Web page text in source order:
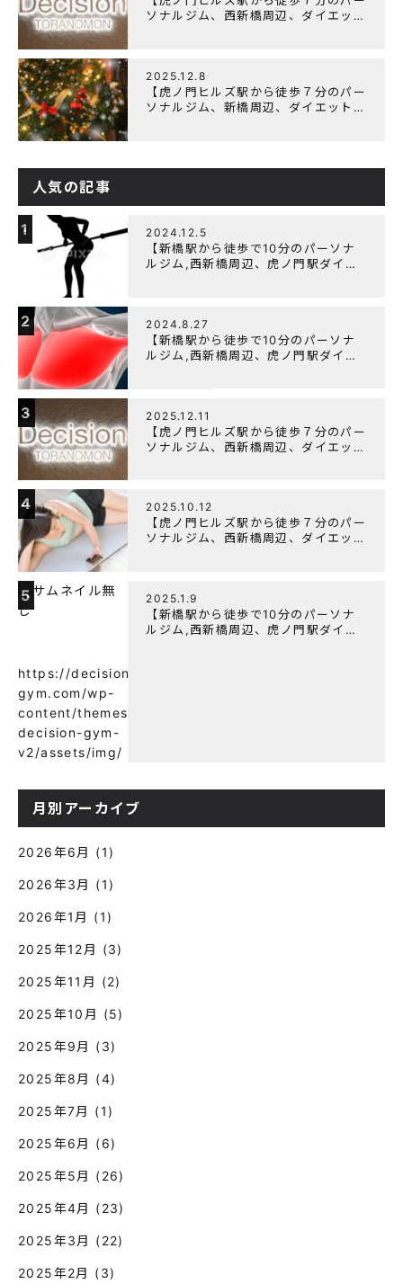
ソナルジム、西新橋周辺、ダイエット
2025.12.8
【虎ノ門ヒルズ駅から徒歩７分のパー
ソナルジム、新橋周辺、ダイエットに
人気の記事
1 2024.12.5
【新橋駅から徒歩で10分のパーソナ
ルジム,西新橋周辺、虎ノ門駅ダイエ
2 2024.8.27
【新橋駅から徒歩で10分のパーソナ
ルジム,西新橋周辺、虎ノ門駅ダイエ
3 2025.12.11
【虎ノ門ヒルズ駅から徒歩７分のパー
ソナルジム、西新橋周辺、ダイエット
4 2025.10.12
【虎ノ門ヒルズ駅から徒歩７分のパー
ソナルジム、西新橋周辺、ダイエット
5
https://decision-
gym.com/wp-
content/themes/wp-
decision-gym-
v2/assets/img/
2025.1.9
【新橋駅から徒歩で10分のパーソナ
ルジム,西新橋周辺、虎ノ門駅ダイエ
月別アーカイブ
2026年6月 (1)
2026年3月 (1)
2026年1月 (1)
2025年12月 (3)
2025年11月 (2)
2025年10月 (5)
2025年9月 (3)
2025年8月 (4)
2025年7月 (1)
2025年6月 (6)
2025年5月 (26)
2025年4月 (23)
2025年3月 (22)
2025年2月 (3)